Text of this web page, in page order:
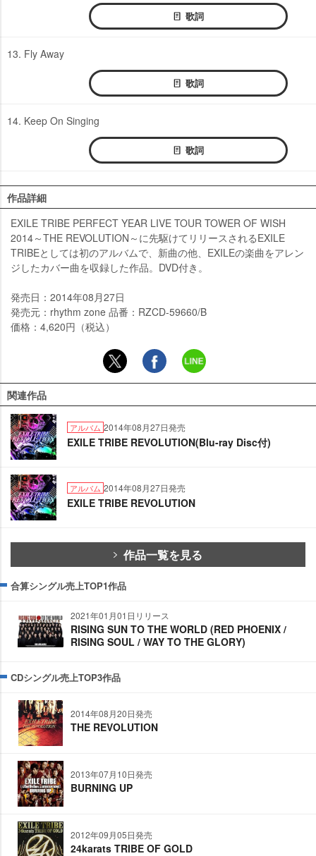
歌詞
13. Fly Away
歌詞
14. Keep On Singing
歌詞
作品詳細
EXILE TRIBE PERFECT YEAR LIVE TOUR TOWER OF WISH
2014～THE REVOLUTION～に先駆けてリリースされるEXILE
TRIBEとしては初のアルバムで、新曲の他、EXILEの楽曲をアレン
ジしたカバー曲を収録した作品。DVD付き。
発売日：2014年08月27日
発売元：rhythm zone 品番：RZCD-59660/B
価格：4,620円（税込）
関連作品
アルバム 2014年08月27日発売
EXILE TRIBE REVOLUTION(Blu-ray Disc付)
アルバム 2014年08月27日発売
EXILE TRIBE REVOLUTION
作品一覧を見る
合算シングル売上TOP1作品
2021年01月01日リリース
RISING SUN TO THE WORLD (RED PHOENIX /
RISING SOUL / WAY TO THE GLORY)
CDシングル売上TOP3作品
2014年08月20日発売
THE REVOLUTION
2013年07月10日発売
BURNING UP
2012年09月05日発売
24karats TRIBE OF GOLD